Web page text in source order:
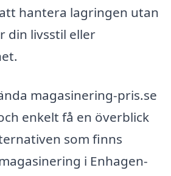
hantera lagringen utan
din livsstil eller
magasinering-pris.se
enkelt få en överblick
som finns
i Enhagen-